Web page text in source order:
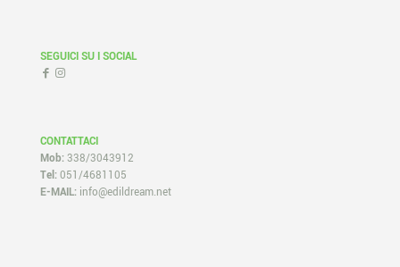
SEGUICI SU I SOCIAL
CONTATTACI
Mob: 338/3043912
Tel: 051/4681105
E-MAIL: info@edildream.net